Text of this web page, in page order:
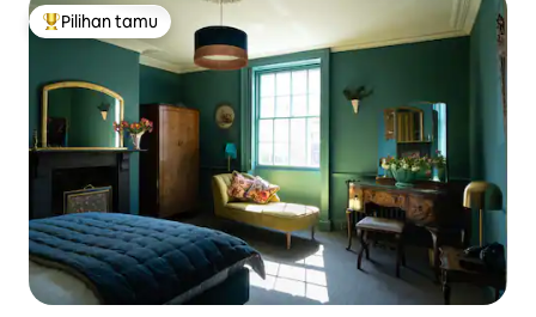
Pilihan tamu terpopuler
Pilihan tamu